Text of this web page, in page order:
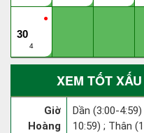
●
30
4
XEM TỐT
Giờ
Hoàng
Dần (3:00-
10:59) ; Thân